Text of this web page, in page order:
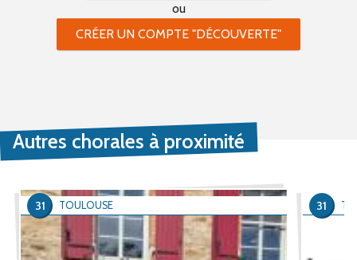
ou
CRÉER UN COMPTE "DÉCOUVERTE"
Autres chorales à proximité
TOULOUSE
31 31